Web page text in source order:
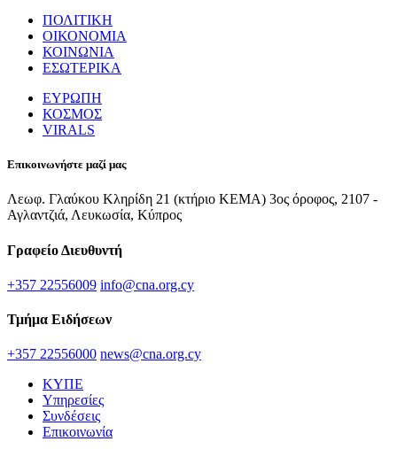
ΠΟΛΙΤΙΚΗ
ΟΙΚΟΝΟΜΙΑ
ΚΟΙΝΩΝΙΑ
ΕΣΩΤΕΡΙΚΑ
ΕΥΡΩΠΗ
ΚΟΣΜΟΣ
VIRALS
Επικοινωνήστε μαζί μας
Λεωφ. Γλαύκου Κληρίδη 21 (κτήριο ΚΕΜΑ) 3ος όροφος, 2107 -
Αγλαντζιά, Λευκωσία, Κύπρος
Γραφείο Διευθυντή
+357 22556009 info@cna.org.cy
Τμήμα Ειδήσεων
+357 22556000 news@cna.org.cy
ΚΥΠΕ
Υπηρεσίες
Συνδέσεις
Επικοινωνία